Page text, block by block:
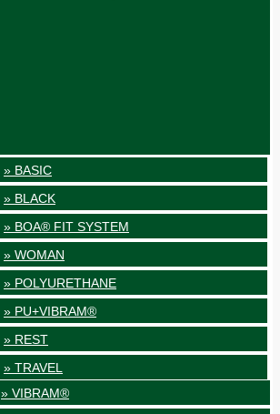
» BASIC
» BLACK
» BOA® FIT SYSTEM
» WOMAN
» POLYURETHANE
» PU+VIBRAM®
» REST
» TRAVEL
» VIBRAM®